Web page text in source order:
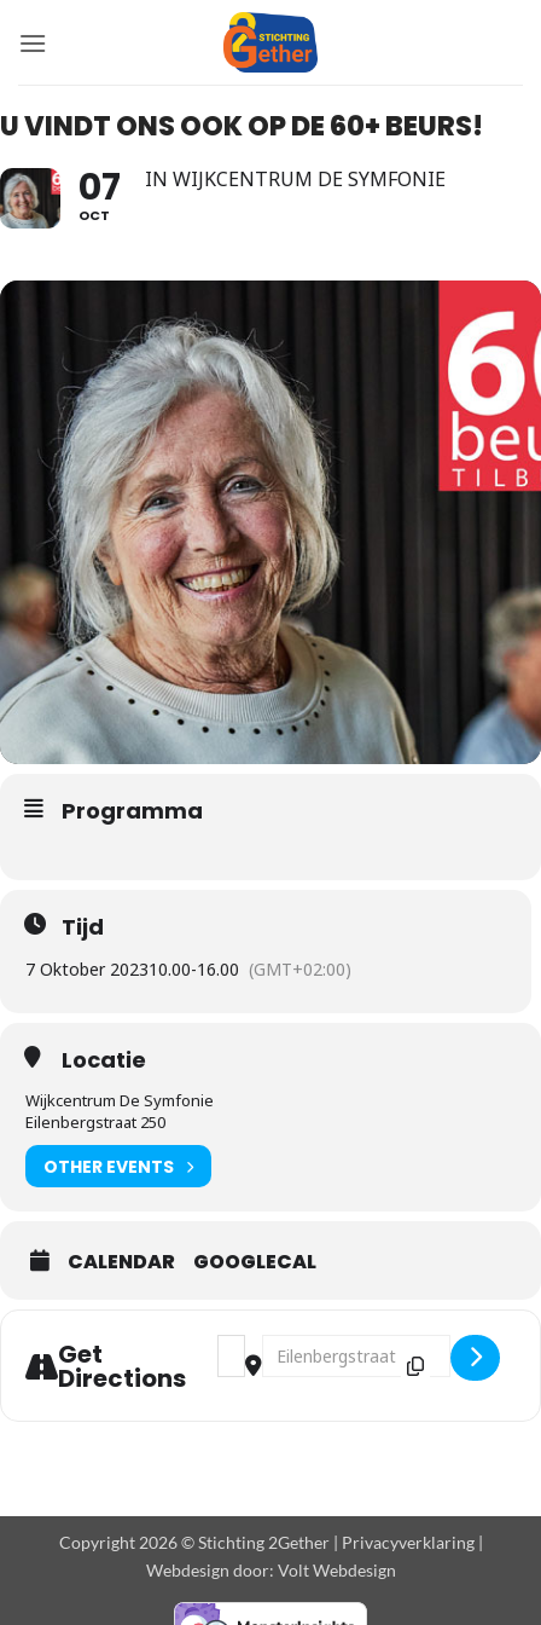
naar
U VINDT ONS OOK OP DE 60+ BEURS!
07
OCT
IN WIJKCENTRUM DE SYMFONIE
Programma
Tijd
7 Oktober 202310.00-16.00 (GMT+02:00)
Locatie
Wijkcentrum De Symfonie
Eilenbergstraat 250
OTHER EVENTS
CALENDAR GOOGLECAL
Get
Directions
Address - U vindt ons ook op de 60+
Destination Address - U vindt ons
Copyright 2026 © Stichting 2Gether | Privacyverklaring|
Webdesign door: Volt Webdesign